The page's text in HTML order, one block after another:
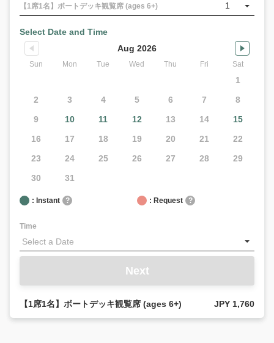
【1席1名】ボートデッキ観覧席 (ages 6+) 1
Select Date and Time
Aug 2026
Sun Mon Tue Wed Thu Fri Sat
1
2
3 4 5 6 7
8
9
10 11 12 13 14
15
16
17 18 19 20 21
22
23
24 25 26 27 28
29
30
31
: Instant ? : Request ?
Time
Next
【1席1名】ボートデッキ観覧席 (ages 6+) JPY 1,760